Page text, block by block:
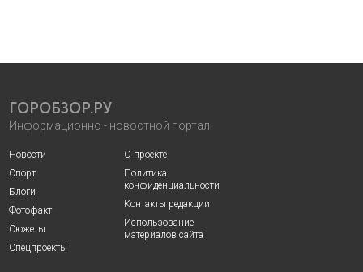
ГОРОБЗОР.РУ
Информационно - новостной портал
Новости
Спорт
Блоги
Фотофакт
Сюжеты
Спецпроекты
О проекте
Политика
конфиденциальности
Контакты редакции
Использование
материалов сайта